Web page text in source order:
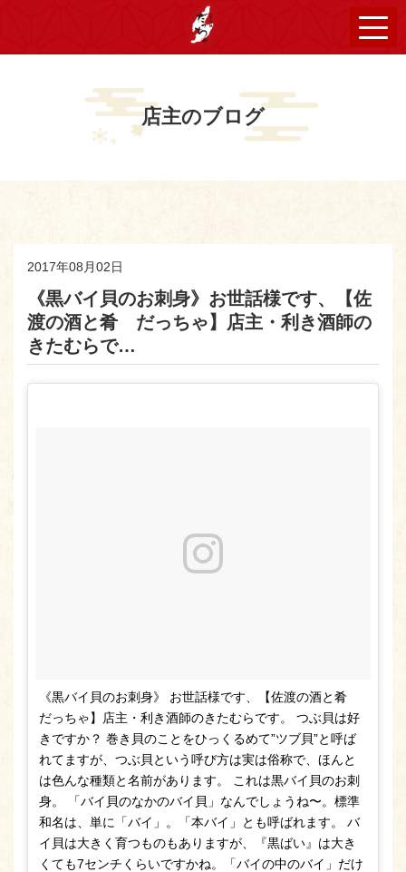
店主のブログ
2017年08月02日
《黒バイ貝のお刺身》お世話様です、【佐
渡の酒と肴 だっちゃ】店主・利き酒師の
きたむらで…
《黒バイ貝のお刺身》 お世話様です、【佐渡の酒と肴
だっちゃ】店主・利き酒師のきたむらです。 つぶ貝は好
きですか？ 巻き貝のことをひっくるめて”ツブ貝”と呼ば
れてますが、つぶ貝という呼び方は実は俗称で、ほんと
は色んな種類と名前があります。 これは黒バイ貝のお刺
身。 「バイ貝のなかのバイ貝」なんでしょうね〜。標準
和名は、単に「バイ」。「本バイ」とも呼ばれます。 バ
イ貝は大きく育つものもありますが、『黒ばい』は大き
くても7センチくらいですかね。「バイの中のバイ」だけ